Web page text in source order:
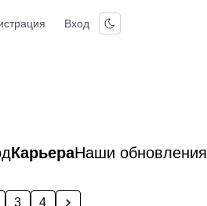
Вход
КарьераНаши обновления
3 4